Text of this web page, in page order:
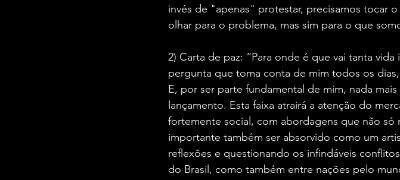
invés de "apenas" protestar, precisamos tocar
olhar para o problema, mas sim para o que
2) Carta de paz: “Para onde é que vai tanta
pergunta que toma conta de mim todos os
E, por ser parte fundamental de mim, nada
lançamento. Esta faixa atrairá a atenção do
fortemente social, com abordagens que não
importante também ser absorvido como um
reflexões e questionando os infindáveis
do Brasil, como também entre nações pelo